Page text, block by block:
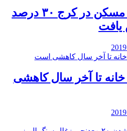
️قیمت مسکن در کرج ۳۰ درصد
تا آخر سال کاهشی